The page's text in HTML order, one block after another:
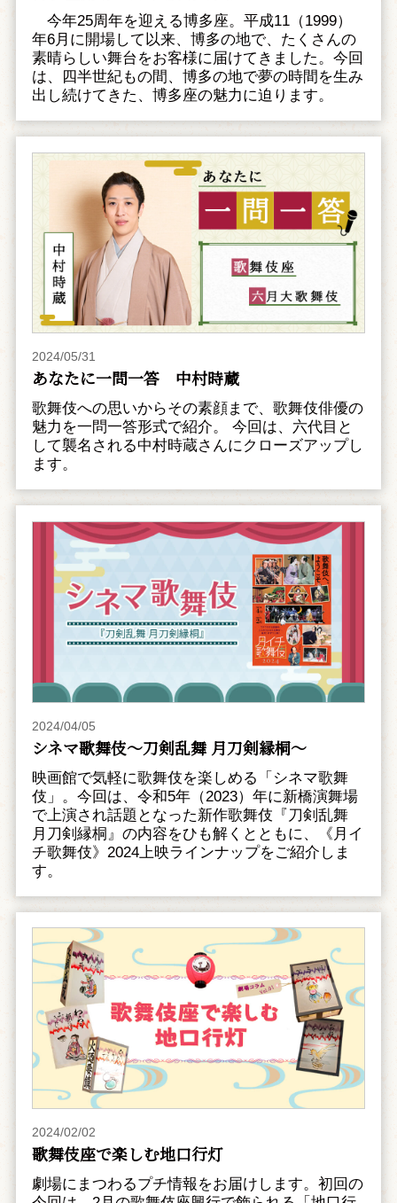
今年25周年を迎える博多座。平成11（1999）
年6月に開場して以来、博多の地で、たくさんの
素晴らしい舞台をお客様に届けてきました。今回
は、四半世紀もの間、博多の地で夢の時間を生み
出し続けてきた、博多座の魅力に迫ります。
2024/05/31
あなたに一問一答 中村時蔵
歌舞伎への思いからその素顔まで、歌舞伎俳優の
魅力を一問一答形式で紹介。 今回は、六代目と
して襲名される中村時蔵さんにクローズアップし
ます。
2024/04/05
シネマ歌舞伎～刀剣乱舞 月刀剣縁桐～
映画館で気軽に歌舞伎を楽しめる「シネマ歌舞
伎」。今回は、令和5年（2023）年に新橋演舞場
で上演され話題となった新作歌舞伎『刀剣乱舞
月刀剣縁桐』の内容をひも解くとともに、《月イ
チ歌舞伎》2024上映ラインナップをご紹介しま
す。
2024/02/02
歌舞伎座で楽しむ地口行灯
劇場にまつわるプチ情報をお届けします。初回の